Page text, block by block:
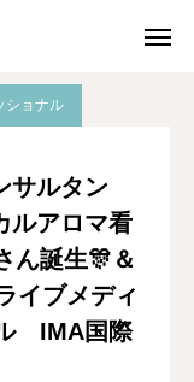
師プロフェッショナル
ショナル
サルタン
ルアロマ看
ん誕生🎊＆
イブメディ
IMA国際
Facebook